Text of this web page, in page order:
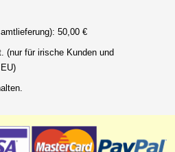
50,00 €
(nur für irische Kunden und